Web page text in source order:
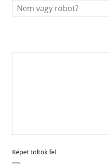
Képet töltök fel